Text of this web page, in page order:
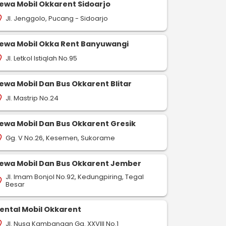
-
554 km
Pesan Sekarang
pin_drop -
map 668 km
Pesan Sekarang
Mobil Okkarent Sidoarjo
Jl. Jenggolo, Pucang - Sidoarjo
Mobil Okka Rent Banyuwangi
Jl. Letkol Istiqlah No.95
Mobil Dan Bus Okkarent Blitar
Jl. Mastrip No.24
Mobil Dan Bus Okkarent Gresik
Gg. V No.26, Kesemen, Sukorame
Mobil Dan Bus Okkarent Jember
Jl. Imam Bonjol No.92, Kedungpiring, Tegal
Besar
Mobil Okkarent
Jl. Nusa Kambangan Gg. XXVIII No.1